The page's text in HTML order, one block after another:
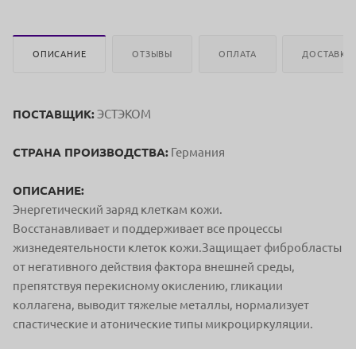
ОПИСАНИЕ ОТЗЫВЫ ОПЛАТА ДОСТАВКА
ПОСТАВЩИК:ЭСТЭКОМ
СТРАНА ПРОИЗВОДСТВА: Германия
ОПИСАНИЕ:
Энергетический заряд клеткам кожи.
Восстанавливает и поддерживает все процессы
жизнедеятельности клеток кожи.Защищает фибробласты
от негативного действия фактора внешней среды,
препятствуя перекисному окислению, гликации
коллагена, выводит тяжелые металлы, нормализует
спастические и атонические типы микроциркуляции.